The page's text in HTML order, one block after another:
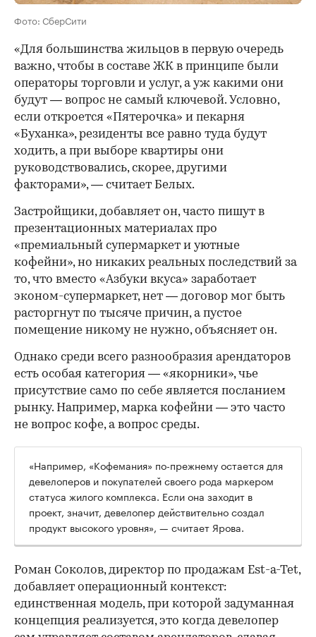
Фото: СберСити
«Для большинства жильцов в первую очередь
важно, чтобы в составе ЖК в принципе были
операторы торговли и услуг, а уж какими они
будут — вопрос не самый ключевой. Условно,
если откроется «Пятерочка» и пекарня
«Буханка», резиденты все равно туда будут
ходить, а при выборе квартиры они
руководствовались, скорее, другими
факторами», — считает Белых.
Застройщики, добавляет он, часто пишут в
презентационных материалах про
«премиальный супермаркет и уютные
кофейни», но никаких реальных последствий за
то, что вместо «Азбуки вкуса» заработает
эконом-супермаркет, нет — договор мог быть
расторгнут по тысяче причин, а пустое
помещение никому не нужно, объясняет он.
Однако среди всего разнообразия арендаторов
есть особая категория — «якорники», чье
присутствие само по себе является посланием
рынку. Например, марка кофейни — это часто
не вопрос кофе, а вопрос среды.
«Например, «Кофемания» по-прежнему остается для
девелоперов и покупателей своего рода маркером
статуса жилого комплекса. Если она заходит в
проект, значит, девелопер действительно создал
продукт высокого уровня», — считает Ярова.
Роман Соколов, директор по продажам Est-a-Tet,
добавляет операционный контекст:
единственная модель, при которой задуманная
концепция реализуется, это когда девелопер